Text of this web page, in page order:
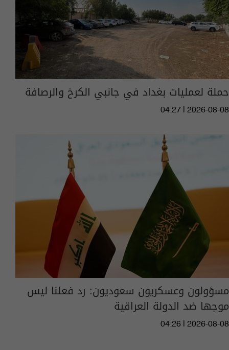
حملة لعمليات بغداد في جانبي الكرخ والرصافة
04:27 | 2026-08-08
مسؤولون وعسكريون سعوديون: رد فعلنا ليس
موجها ضد الدولة العراقية
04:26 | 2026-08-08